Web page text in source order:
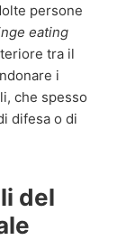
persone
eating
tra il
i
che spesso
difesa o di
del